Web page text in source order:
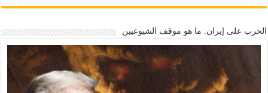
الحرب على إيران: ما هو موقف الشيوعيين